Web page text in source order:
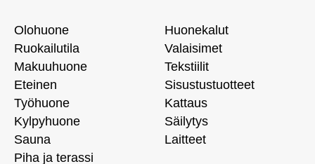
Olohuone
Ruokailutila
Makuuhuone
Eteinen
Työhuone
Kylpyhuone
Sauna
Piha ja terassi
Huonekalut
Valaisimet
Tekstiilit
Sisustustuotteet
Kattaus
Säilytys
Laitteet